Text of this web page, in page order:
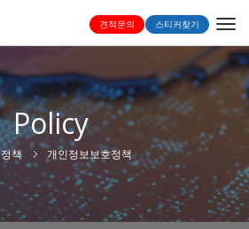
견적문의 스티커찾기
Policy
정책 개인정보보호정책